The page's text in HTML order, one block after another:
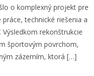
o komplexný projekt pre
technické riešenia a
rekonštrukcie
športovým povrchom,
zázemím, ktorá […]